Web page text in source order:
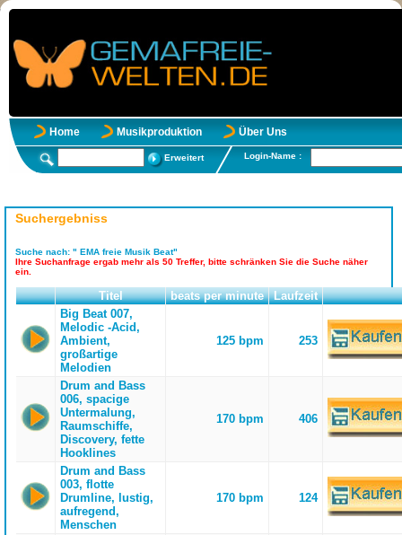
Home Musikproduktion Über Uns
Erweitert Login-Name :
Suchergebniss
Suche nach: " EMA freie Musik Beat"
Ihre Suchanfrage ergab mehr als 50 Treffer, bitte schränken Sie die Suche näher
ein.
Titel beats per minute
Laufzeit
Big Beat 007,
Melodic -Acid,
Ambient,
großartige
Melodien
125 bpm 253
Drum and Bass
006, spacige
Untermalung,
Raumschiffe,
Discovery, fette
Hooklines
170 bpm 406
Drum and Bass
003, flotte
Drumline, lustig,
aufregend,
Menschen
170 bpm 124